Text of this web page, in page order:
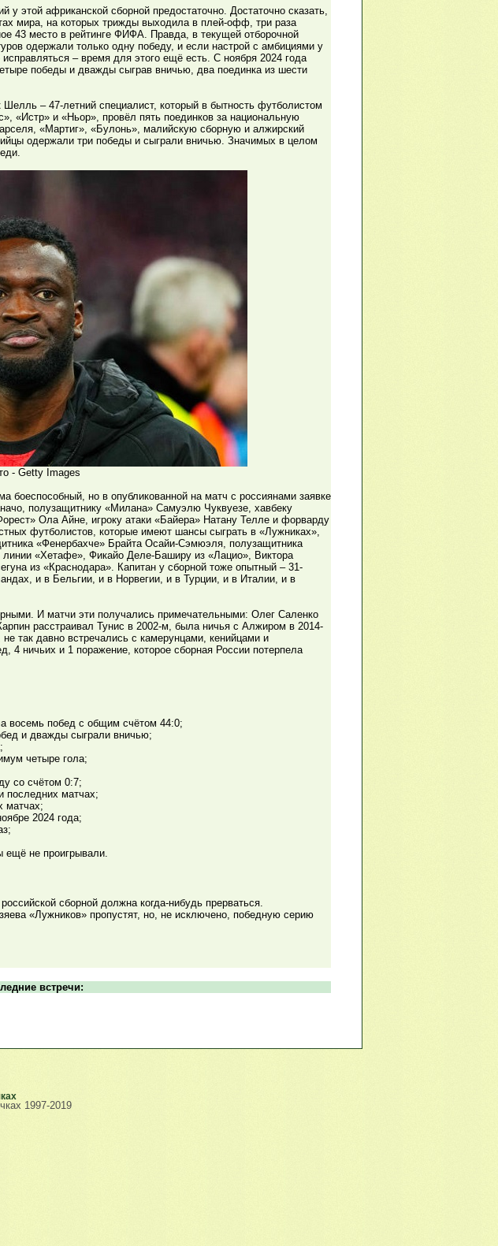
у этой африканской сборной предостаточно. Достаточно сказать,
мира, на которых трижды выходила в плей-офф, три раза
43 место в рейтинге ФИФА. Правда, в текущей отборочной
одержали только одну победу, и если настрой с амбициями у
– время для этого ещё есть. С ноября 2024 года
победы и дважды сыграв вничью, два поединка из шести
– 47-летний специалист, который в бытность футболистом
«Истр» и «Ньор», провёл пять поединков за национальную
«Мартиг», «Булонь», малийскую сборную и алжирский
одержали три победы и сыграли вничью. Значимых в целом
- Getty Images
боеспособный, но в опубликованной на матч с россиянами заявке
полузащитнику «Милана» Самуэлю Чуквуезе, хавбеку
Ола Айне, игроку атаки «Байера» Натану Телле и форварду
футболистов, которые имеют шансы сыграть в «Лужниках»,
«Фенербахче» Брайта Осайи‑Сэмюэля, полузащитника
«Хетафе», Фикайо Деле‑Баширу из «Лацио», Виктора
из «Краснодара». Капитан у сборной тоже опытный – 31-
и в Бельгии, и в Норвегии, и в Турции, и в Италии, и в
И матчи эти получались примечательными: Олег Саленко
расстраивал Тунис в 2002-м, была ничья с Алжиром в 2014-
так давно встречались с камерунцами, кенийцами и
4 ничьих и 1 поражение, которое сборная России потерпела
восемь побед с общим счётом 44:0;
и дважды сыграли вничью;
четыре гола;
со счётом 0:7;
последних матчах;
матчах;
2024 года;
ещё не проигрывали.
сборной должна когда-нибудь прерваться.
«Лужников» пропустят, но, не исключено, победную серию
встречи:
1997-2019